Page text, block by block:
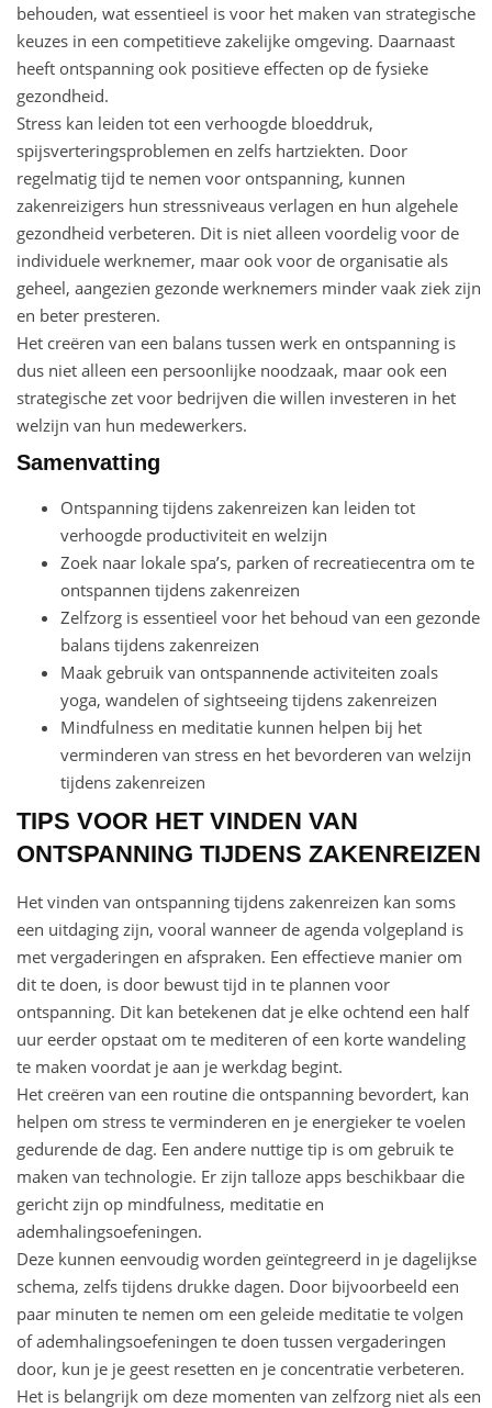
behouden, wat essentieel is voor het maken van strategische
keuzes in een competitieve zakelijke omgeving. Daarnaast
heeft ontspanning ook positieve effecten op de fysieke
gezondheid.
Stress kan leiden tot een verhoogde bloeddruk,
spijsverteringsproblemen en zelfs hartziekten. Door
regelmatig tijd te nemen voor ontspanning, kunnen
zakenreizigers hun stressniveaus verlagen en hun algehele
gezondheid verbeteren. Dit is niet alleen voordelig voor de
individuele werknemer, maar ook voor de organisatie als
geheel, aangezien gezonde werknemers minder vaak ziek zijn
en beter presteren.
Het creëren van een balans tussen werk en ontspanning is
dus niet alleen een persoonlijke noodzaak, maar ook een
strategische zet voor bedrijven die willen investeren in het
welzijn van hun medewerkers.
Samenvatting
Ontspanning tijdens zakenreizen kan leiden tot
verhoogde productiviteit en welzijn
Zoek naar lokale spa’s, parken of recreatiecentra om te
ontspannen tijdens zakenreizen
Zelfzorg is essentieel voor het behoud van een gezonde
balans tijdens zakenreizen
Maak gebruik van ontspannende activiteiten zoals
yoga, wandelen of sightseeing tijdens zakenreizen
Mindfulness en meditatie kunnen helpen bij het
verminderen van stress en het bevorderen van welzijn
tijdens zakenreizen
TIPS VOOR HET VINDEN VAN
ONTSPANNING TIJDENS ZAKENREIZEN
Het vinden van ontspanning tijdens zakenreizen kan soms
een uitdaging zijn, vooral wanneer de agenda volgepland is
met vergaderingen en afspraken. Een effectieve manier om
dit te doen, is door bewust tijd in te plannen voor
ontspanning. Dit kan betekenen dat je elke ochtend een half
uur eerder opstaat om te mediteren of een korte wandeling
te maken voordat je aan je werkdag begint.
Het creëren van een routine die ontspanning bevordert, kan
helpen om stress te verminderen en je energieker te voelen
gedurende de dag. Een andere nuttige tip is om gebruik te
maken van technologie. Er zijn talloze apps beschikbaar die
gericht zijn op mindfulness, meditatie en
ademhalingsoefeningen.
Deze kunnen eenvoudig worden geïntegreerd in je dagelijkse
schema, zelfs tijdens drukke dagen. Door bijvoorbeeld een
paar minuten te nemen om een geleide meditatie te volgen
of ademhalingsoefeningen te doen tussen vergaderingen
door, kun je je geest resetten en je concentratie verbeteren.
Het is belangrijk om deze momenten van zelfzorg niet als een